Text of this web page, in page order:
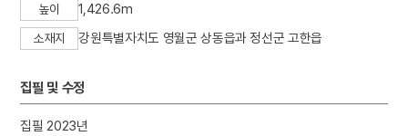
2
3 금동 보살 입상
5 고조선
6
높이 1,426.6m
소재지 강원특별자치도 영월군 상동읍과 정선군 고한읍
집필 및 수정
집필 2023년